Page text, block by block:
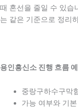
때 혼선을 줄일 수 있습
는 같은 기준으로 정리
용인흥신소 진행 흐름
중랑구하수구막
가능 여부와 기